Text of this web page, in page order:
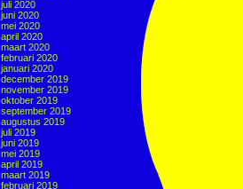
juli 2020
juni 2020
mei 2020
april 2020
maart 2020
februari 2020
januari 2020
december 2019
november 2019
oktober 2019
september 2019
augustus 2019
juli 2019
juni 2019
mei 2019
april 2019
maart 2019
februari 2019